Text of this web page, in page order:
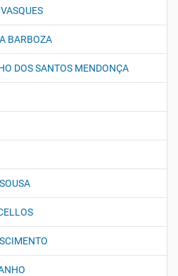
BARBOZA
DOS SANTOS MENDONÇA